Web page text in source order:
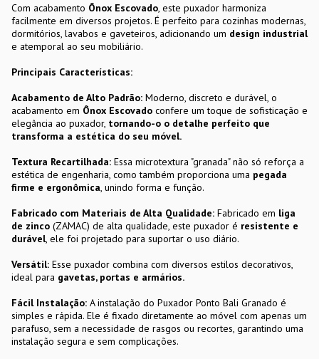
Com acabamento Ônox Escovado, este puxador harmoniza
facilmente em diversos projetos. É perfeito para cozinhas modernas,
dormitórios, lavabos e gaveteiros, adicionando um design industrial
e atemporal ao seu mobiliário.
Principais Características:
Acabamento de Alto Padrão: Moderno, discreto e durável, o
acabamento em Ônox Escovado confere um toque de sofisticação e
elegância ao puxador, tornando-o o detalhe perfeito que
transforma a estética do seu móvel.
Textura Recartilhada: Essa microtextura "granada" não só reforça a
estética de engenharia, como também proporciona uma pegada
firme e ergonômica, unindo forma e função.
Fabricado com Materiais de Alta Qualidade: Fabricado em liga
de zinco (ZAMAC) de alta qualidade, este puxador é resistente e
durável, ele foi projetado para suportar o uso diário.
Versátil: Esse puxador combina com diversos estilos decorativos,
ideal para gavetas, portas e armários.
Fácil Instalação: A instalação do Puxador Ponto Bali Granado é
simples e rápida. Ele é fixado diretamente ao móvel com apenas um
parafuso, sem a necessidade de rasgos ou recortes, garantindo uma
instalação segura e sem complicações.